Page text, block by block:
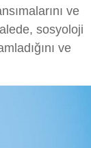
ve
sosyoloji
ve